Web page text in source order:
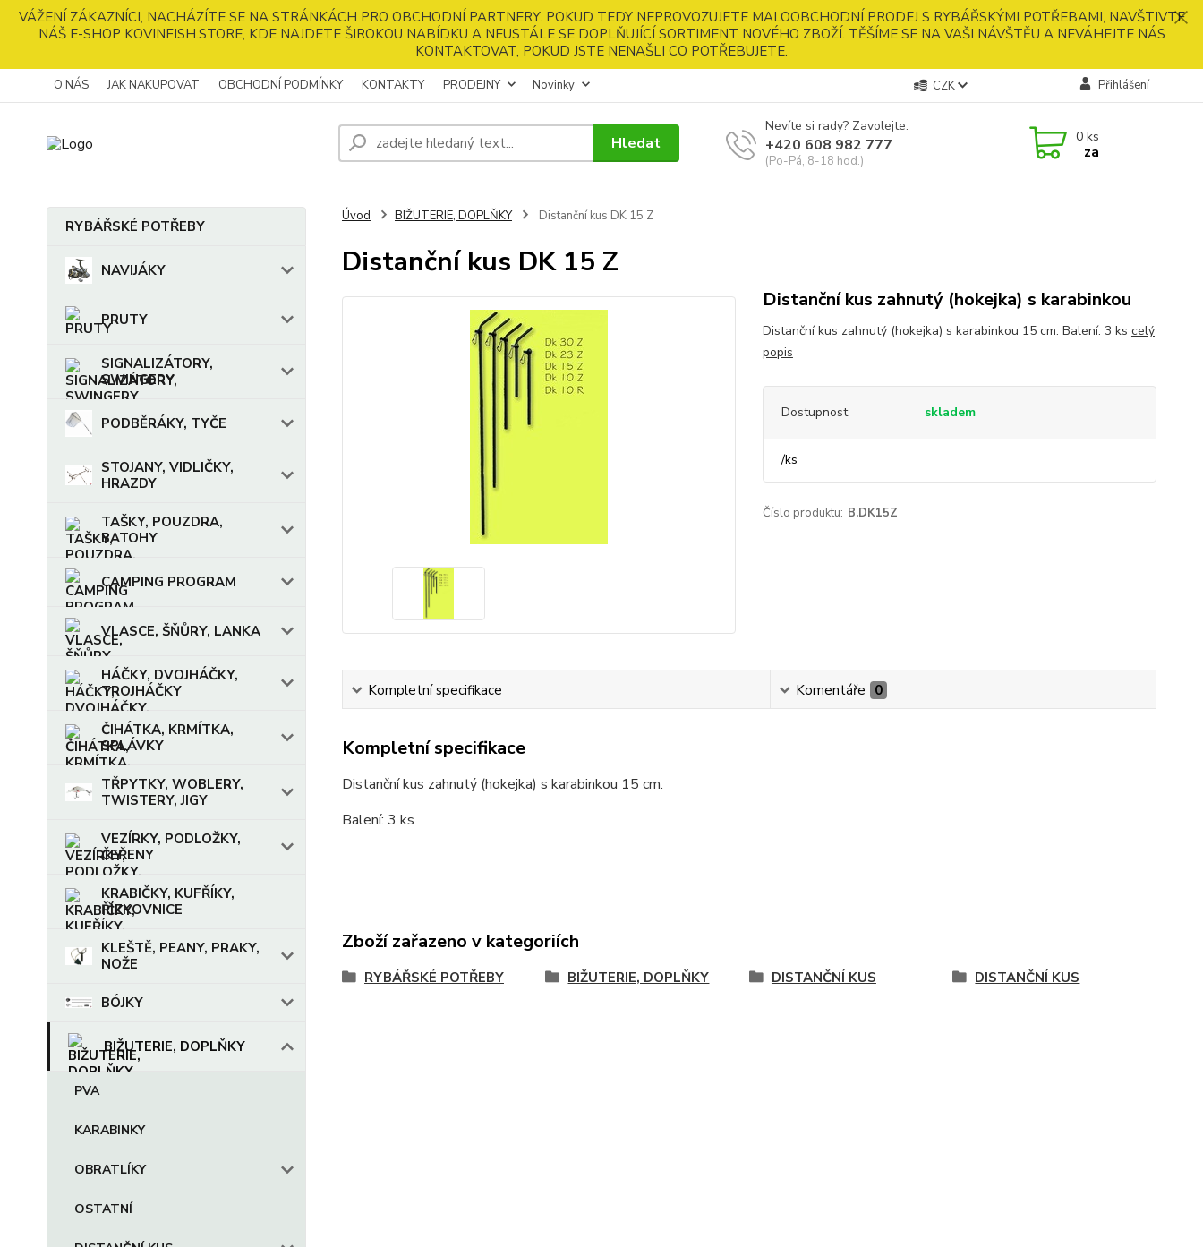
VÁŽENÍ ZÁKAZNÍCI, NACHÁZÍTE SE NA STRÁNKÁCH PRO OBCHODNÍ PARTNERY. POKUD TEDY NEPROVOZUJETE MALOOBCHODNÍ PRODEJ S RYBÁŘSKÝMI POTŘEBAMI, NAVŠTIVTE
NÁŠ E-SHOP KOVINFISH.STORE, KDE NAJDETE ŠIROKOU NABÍDKU A NEUSTÁLE SE DOPLŇUJÍCÍ SORTIMENT NOVÉHO ZBOŽÍ. TĚŠÍME SE NA VAŠI NÁVŠTĚU A NEVÁHEJTE NÁS
KONTAKTOVAT, POKUD JSTE NENAŠLI CO POTŘEBUJETE.
O NÁS JAK NAKUPOVAT OBCHODNÍ PODMÍNKY KONTAKTY PRODEJNY Novinky CZK Přihlášení
Hledat
Nevíte si rady? Zavolejte.
+420 608 982 777
(Po-Pá, 8-18 hod.)
0 ks
za
RYBÁŘSKÉ POTŘEBY
NAVIJÁKY
PRUTY
SIGNALIZÁTORY,
SWINGERY
PODBĚRÁKY, TYČE
STOJANY, VIDLIČKY,
HRAZDY
TAŠKY, POUZDRA,
BATOHY
CAMPING PROGRAM
VLASCE, ŠŇŮRY, LANKA
HÁČKY, DVOJHÁČKY,
TROJHÁČKY
ČIHÁTKA, KRMÍTKA,
SPLÁVKY
TŘPYTKY, WOBLERY,
TWISTERY, JIGY
VEZÍRKY, PODLOŽKY,
ČEŘENY
KRABIČKY, KUFŘÍKY,
ŘÍZKOVNICE
KLEŠTĚ, PEANY, PRAKY,
NOŽE
BÓJKY
BIŽUTERIE, DOPLŇKY
PVA
KARABINKY
OBRATLÍKY
OSTATNÍ
Úvod BIŽUTERIE, DOPLŇKY Distanční kus DK 15 Z
Distanční kus DK 15 Z
Distanční kus zahnutý (hokejka) s karabinkou
Distanční kus zahnutý (hokejka) s karabinkou 15 cm. Balení: 3 ks celý
popis
Dostupnost skladem
/ks
Číslo produktu: B.DK15Z
Kompletní specifikace Komentáře 0
Kompletní specifikace
Distanční kus zahnutý (hokejka) s karabinkou 15 cm.
Balení: 3 ks
Zboží zařazeno v kategoriích
RYBÁŘSKÉ POTŘEBY BIŽUTERIE, DOPLŇKY DISTANČNÍ KUS DISTANČNÍ KUS